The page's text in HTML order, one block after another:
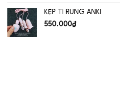
1.750.000₫.
KẸP TI RUNG ANKI
550.000₫